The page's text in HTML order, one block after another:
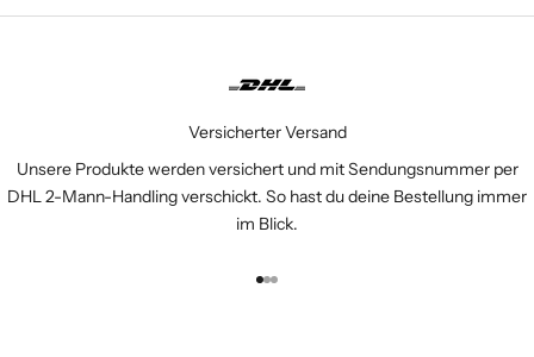
Versicherter Versand
Unsere Produkte werden versichert und mit Sendungsnummer per
DHL 2-Mann-Handling verschickt. So hast du deine Bestellung immer
im Blick.
Gehe zu Element 1
Gehe zu Element 2
Gehe zu Element 3